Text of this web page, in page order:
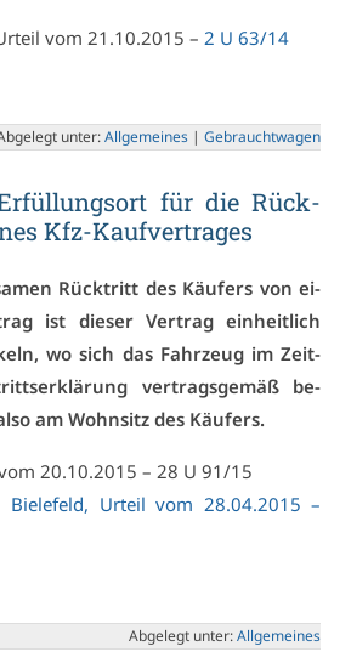
vom 21.10.2015 – 2 U 63/14
un­ter:All­ge­mei­nes | Ge­braucht­wa­gen
für die Rück­
Kfz-Kauf­ver­tra­ges
Rück­tritt des Käu­fers von ei­
ist die­ser Ver­trag ein­heit­lich
wo sich das Fahr­zeug im Zeit­
ver­trags­ge­mäß be­
am Wohn­sitz des Käu­fers.
20.10.2015 – 28 U 91/15
Bie­le­feld, Ur­teil vom 28.04.2015 –
Ab­ge­legt un­ter:All­ge­mei­nes